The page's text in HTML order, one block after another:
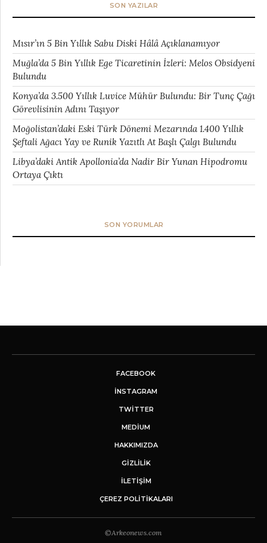
SON YAZILAR
Mısır’ın 5 Bin Yıllık Sabu Diski Hâlâ Açıklanamıyor
Muğla’da 5 Bin Yıllık Ege Ticaretinin İzleri: Melos Obsidyeni
Bulundu
Konya’da 3.500 Yıllık Luvice Mühür Bulundu: Bir Tunç Çağı
Görevlisinin Adını Taşıyor
Moğolistan’daki Eski Türk Dönemi Mezarında 1.400 Yıllık
Şeftali Ağacı Yay ve Runik Yazıtlı At Başlı Çalgı Bulundu
Libya’daki Antik Apollonia’da Nadir Bir Yunan Hipodromu
Ortaya Çıktı
SON YORUMLAR
FACEBOOK
INSTAGRAM
TWITTER
MEDIUM
HAKKIMIZDA
GİZLİLİK
İLETIŞIM
ÇEREZ POLITIKALARI
©Arkeonews.com